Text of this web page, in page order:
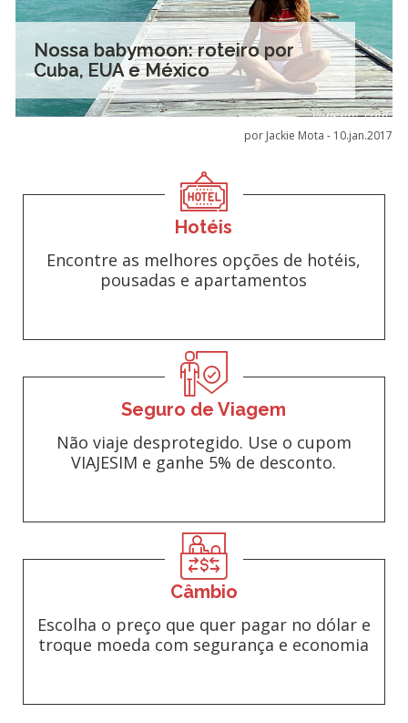
Nossa babymoon: roteiro por
Cuba, EUA e México
por Jackie Mota - 10.jan.2017
Hotéis
Encontre as melhores opções de hotéis,
pousadas e apartamentos
Seguro de Viagem
Não viaje desprotegido. Use o cupom
VIAJESIM e ganhe 5% de desconto.
Câmbio
Escolha o preço que quer pagar no dólar e
troque moeda com segurança e economia